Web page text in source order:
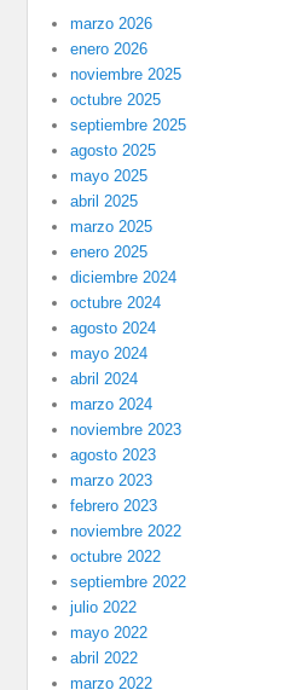
marzo 2026
enero 2026
noviembre 2025
octubre 2025
septiembre 2025
agosto 2025
mayo 2025
abril 2025
marzo 2025
enero 2025
diciembre 2024
octubre 2024
agosto 2024
mayo 2024
abril 2024
marzo 2024
noviembre 2023
agosto 2023
marzo 2023
febrero 2023
noviembre 2022
octubre 2022
septiembre 2022
julio 2022
mayo 2022
abril 2022
marzo 2022